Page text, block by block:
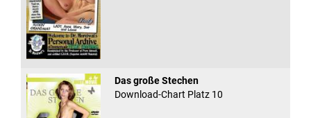
Das große Stechen
Download-Chart Platz 10